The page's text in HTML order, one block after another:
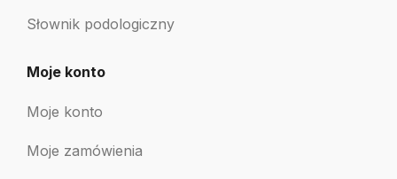
Słownik podologiczny
Moje konto
Moje konto
Moje zamówienia